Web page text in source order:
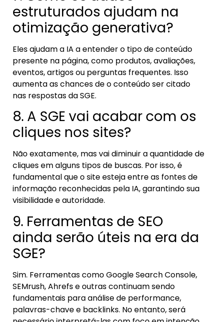
estruturados ajudam na
otimização generativa?
Eles ajudam a IA a entender o tipo de conteúdo
presente na página, como produtos, avaliações,
eventos, artigos ou perguntas frequentes. Isso
aumenta as chances de o conteúdo ser citado
nas respostas da SGE.
8. A SGE vai acabar com os
cliques nos sites?
Não exatamente, mas vai diminuir a quantidade de
cliques em alguns tipos de buscas. Por isso, é
fundamental que o site esteja entre as fontes de
informação reconhecidas pela IA, garantindo sua
visibilidade e autoridade.
9. Ferramentas de SEO
ainda serão úteis na era da
SGE?
Sim. Ferramentas como Google Search Console,
SEMrush, Ahrefs e outras continuam sendo
fundamentais para análise de performance,
palavras-chave e backlinks. No entanto, será